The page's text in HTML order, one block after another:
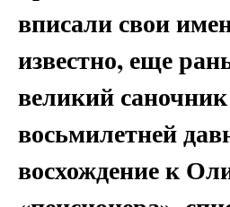
вписали свои
известно, еще
великий
восьмилетней
восхождение к